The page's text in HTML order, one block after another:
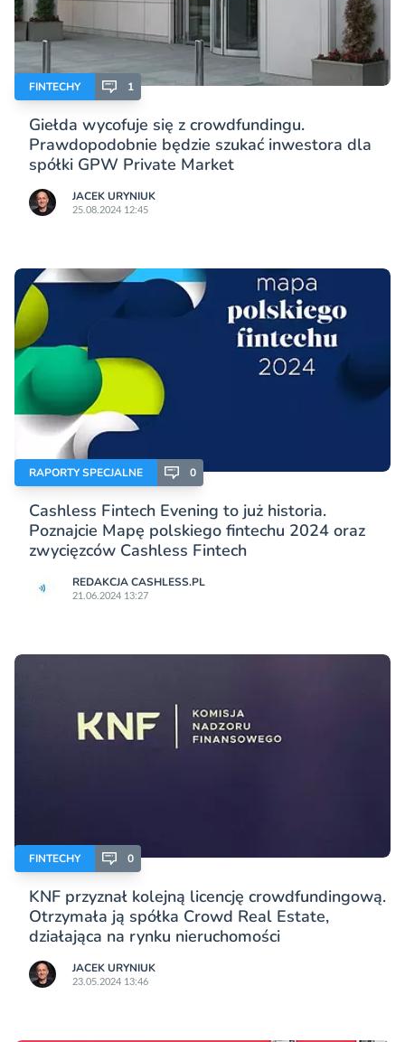
FINTECHY 1
Giełda wycofuje się z crowdfundingu.
Prawdopodobnie będzie szukać inwestora dla
spółki GPW Private Market
JACEK URYNIUK
25.08.2024 12:45
RAPORTY SPECJALNE 0
Cashless Fintech Evening to już historia.
Poznajcie Mapę polskiego fintechu 2024 oraz
zwycięzców Cashless Fintech
REDAKCJA CASHLESS.PL
21.06.2024 13:27
FINTECHY 0
KNF przyznał kolejną licencję crowdfundingową.
Otrzymała ją spółka Crowd Real Estate,
działająca na rynku nieruchomości
JACEK URYNIUK
23.05.2024 13:46